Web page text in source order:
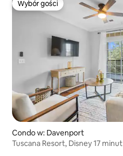
Wybór gości
Wybór gości
Condo w: Davenport
Tuscana Resort, Disney 17 minut